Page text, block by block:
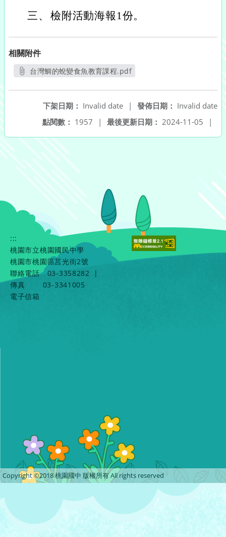
三、 檢附活動海報1份。
相關附件
台灣鯛的蛻變食魚教育課程.pdf
發佈日期： Invalid date
下架日期： Invalid date
|
最後更新日期： 2024-11-05 |
點閱數： 1957 |
:::
桃園市立桃園國民中學
桃園市桃園區莒光街2號
聯絡電話
03-3358282
|
傳真
03-3341005
電子信箱
Copyright ©2018 桃園國中 版權所有 All rights reserved